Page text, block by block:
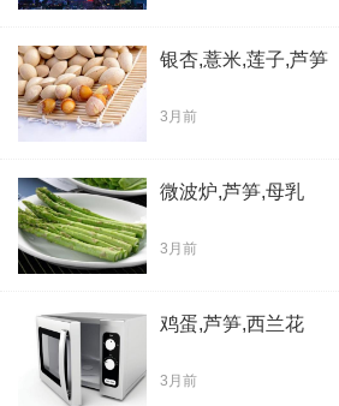
银杏,薏米,莲子,芦笋
3月前
微波炉,芦笋,母乳
3月前
鸡蛋,芦笋,西兰花
3月前